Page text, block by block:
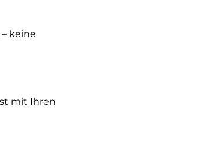
keine
mit Ihren